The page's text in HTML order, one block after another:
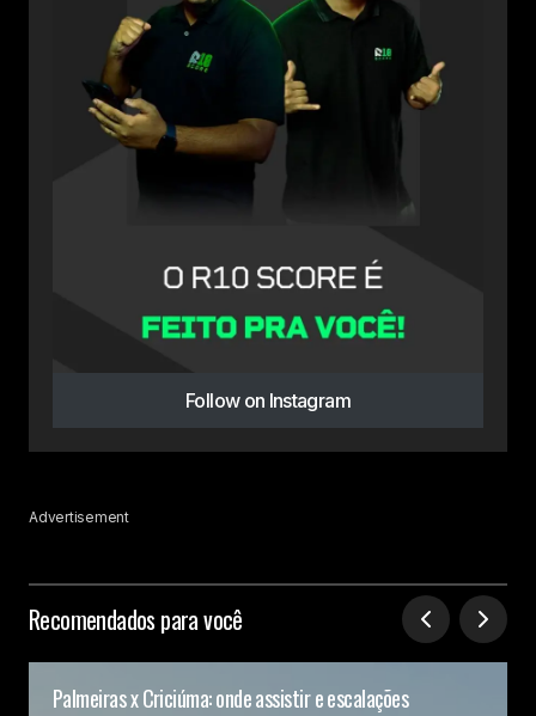
Follow on Instagram
Advertisement
Recomendados para você
Palmeiras x Criciúma: onde assistir e escalações